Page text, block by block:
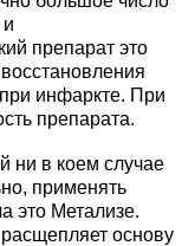
препарат это
инфаркте. При
препарата.
ни в коем случае
применять
это Метализе.
основу